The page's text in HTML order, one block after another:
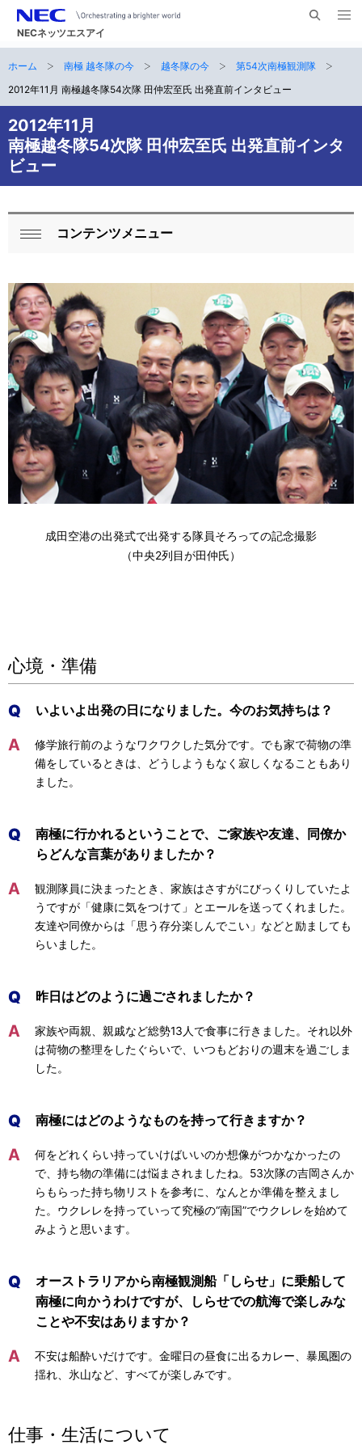
NECネッツエスアイ
ト
メ
ナ
ビ
ゲ
ー
シ
サ
ト
内
の
現
位
置
ホーム 南極 越冬隊の今 越冬隊の今
第54次南極観測隊
2012年11月 南極越冬隊54次隊 田仲宏至氏 出発直前インタビュー
2012年11月
南極越冬隊54次隊 田仲宏至氏 出発直前インタ
ビュー
ロ
カ
ル
ナ
ビ
ゲ
ー
シ
ョ
る
コンテンツメニュー
成田空港の出発式で出発する隊員そろっての記念撮影
（中央2列目が田仲氏）
心境・準備
Q いよいよ出発の日になりました。今のお気持ちは？
A
修学旅行前のようなワクワクした気分です。でも家で荷物の準
備をしているときは、どうしようもなく寂しくなることもあり
ました。
Q
南極に行かれるということで、ご家族や友達、同僚か
らどんな言葉がありましたか？
A
観測隊員に決まったとき、家族はさすがにびっくりしていたよ
うですが「健康に気をつけて」とエールを送ってくれました。
友達や同僚からは「思う存分楽しんでこい」などと励ましても
らいました。
Q 昨日はどのように過ごされましたか？
A
家族や両親、親戚など総勢13人で食事に行きました。それ以外
は荷物の整理をしたぐらいで、いつもどおりの週末を過ごしま
した。
Q 南極にはどのようなものを持って行きますか？
A
何をどれくらい持っていけばいいのか想像がつかなかったの
で、持ち物の準備には悩まされましたね。53次隊の吉岡さんか
らもらった持ち物リストを参考に、なんとか準備を整えまし
た。ウクレレを持っていって究極の“南国”でウクレレを始めて
みようと思います。
Q
オーストラリアから南極観測船「しらせ」に乗船して
南極に向かうわけですが、しらせでの航海で楽しみな
ことや不安はありますか？
A
不安は船酔いだけです。金曜日の昼食に出るカレー、暴風圏の
揺れ、氷山など、すべてが楽しみです。
仕事・生活について